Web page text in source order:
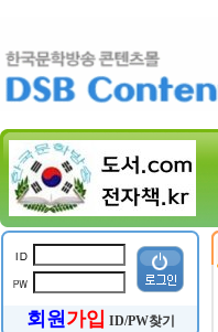
회원가입 ID/PW찾기